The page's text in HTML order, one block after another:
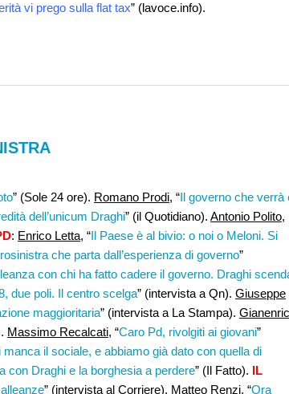
vi prego sulla flat tax” (lavoce.info).
” (Sole 24 ore). Romano Prodi, “Il governo che verrà
dell’unicum Draghi” (il Quotidiano). Antonio Polito,
: Enrico Letta, “Il Paese è al bivio: o noi o Meloni. Si
che parta dall’esperienza di governo”
con chi ha fatto cadere il governo. Draghi
due poli. Il centro scelga” (intervista a Qn). Giuseppe
maggioritaria” (intervista a La Stampa).
Massimo Recalcati, “Caro Pd, rivolgiti ai giovani”
manca il sociale, e abbiamo già dato con quella di
con Draghi e la borghesia a perdere” (Il Fatto). IL
” (intervista al Corriere). Matteo Renzi, “Ora